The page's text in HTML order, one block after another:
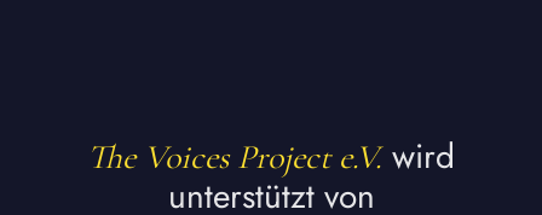
The Voices Project e.V. wird
unterstützt von